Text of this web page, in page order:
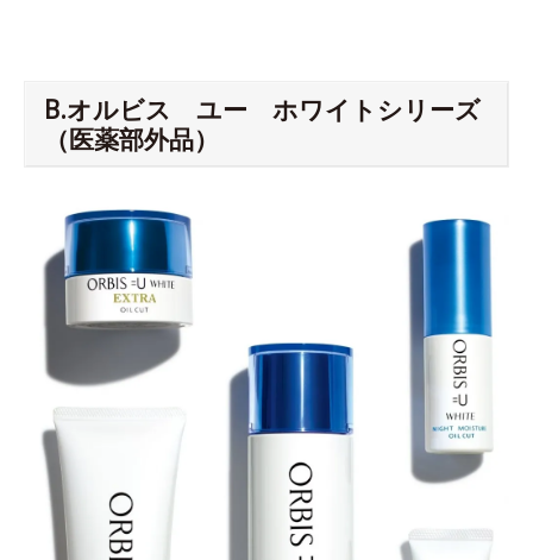
B.オルビス ユー ホワイトシリーズ
（医薬部外品）